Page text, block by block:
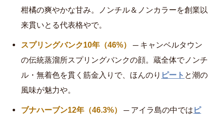
柑橘の爽やかな甘み。ノンチル＆ノンカラーを創業以
来貫いとる代表格やで。
スプリングバンク10年（46%）
─ キャンベルタウン
の伝統蒸溜所スプリングバンクの顔。蔵全体でノンチ
ル・無着色を貫く筋金入りで、ほんのり ピート と潮の
風味が魅力や。
ブナハーブン12年（46.3%） ─ アイラ島の中では ピ